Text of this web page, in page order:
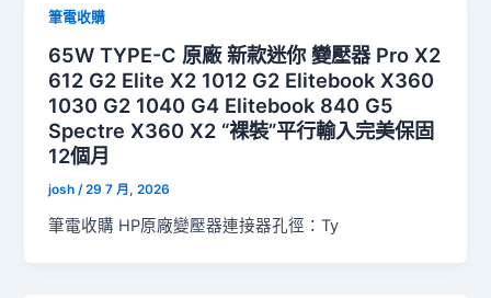
筆電收購
65W TYPE-C 原廠 新款迷你 變壓器 Pro X2
612 G2 Elite X2 1012 G2 Elitebook X360
1030 G2 1040 G4 Elitebook 840 G5
Spectre X360 X2 “裸裝”平行輸入完美保固
12個月
josh/29 7 月, 2026
筆電收購 HP原廠變壓器連接器孔徑：Ty